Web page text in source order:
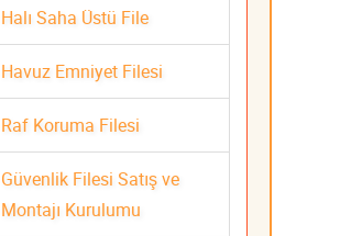
Halı Saha Üstü File
Havuz Emniyet Filesi
Raf Koruma Filesi
Güvenlik Filesi Satış ve
Montajı Kurulumu